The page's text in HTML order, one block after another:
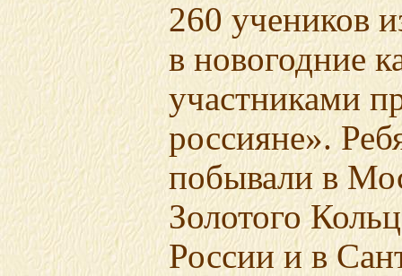
260 учеников
в новогодние
участниками
россияне».
побывали в
Золотого
России и в